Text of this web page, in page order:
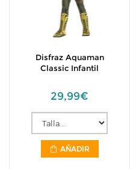
Disfraz Aquaman
Classic Infantil
29,99€
AÑADIR